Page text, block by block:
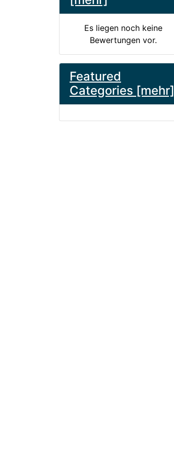
Es liegen noch keine
Bewertungen vor.
Featured
Categories [mehr]